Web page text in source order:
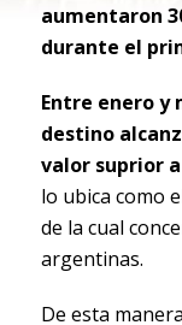
aumentaron
durante el
Entre enero y
destino
valor suprior
lo ubica como
de la cual
argentinas.
De esta manera